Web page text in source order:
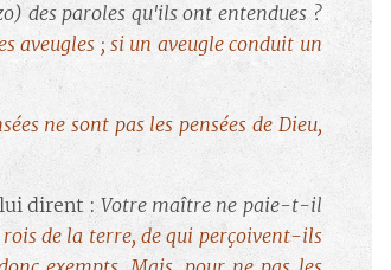
des paroles qu'ils ont entendues ?
aveugles ; si un aveugle conduit un
ne sont pas les pensées de Dieu,
lui dirent :Votre maître ne paie-t-il
rois de la terre, de qui perçoivent-ils